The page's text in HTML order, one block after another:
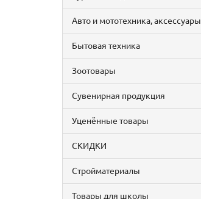
Авто и мототехника, аксессуары
Бытовая техника
Зоотовары
Сувенирная продукция
Уценённые товары
СКИДКИ
Стройматериалы
Товары для школы